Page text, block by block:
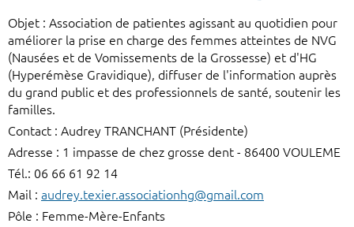
Objet : Association de patientes agissant au quotidien pour
améliorer la prise en charge des femmes atteintes de NVG
(Nausées et de Vomissements de la Grossesse) et d'HG
(Hyperémèse Gravidique), diffuser de l'information auprès
du grand public et des professionnels de santé, soutenir les
familles.
Contact : Audrey TRANCHANT (Présidente)
Adresse : 1 impasse de chez grosse dent - 86400 VOULEME
Tél.: 06 66 61 92 14
Mail : audrey.texier.associationhg@gmail.com
Pôle : Femme-Mère-Enfants